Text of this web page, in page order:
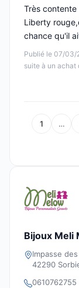
Publié le 07/03/
suite à un achat
Très contente
Liberty
chance qu'il
1 …
Bijoux Meli
Impasse
42290
0610762755